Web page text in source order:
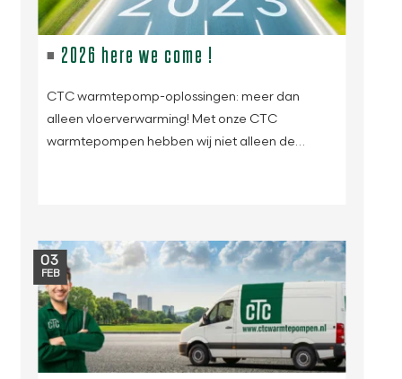
2026 here we come !
CTC warmtepomp-oplossingen: meer dan
alleen vloerverwarming! Met onze CTC
warmtepompen hebben wij niet alleen de…
03
FEB